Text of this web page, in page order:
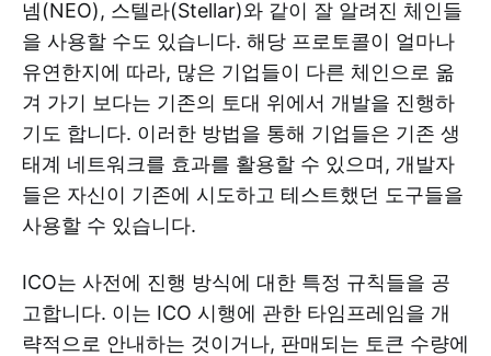
넴(NEO), 스텔라(Stellar)와 같이 잘 알려진 체인들
을 사용할 수도 있습니다. 해당 프로토콜이 얼마나
유연한지에 따라, 많은 기업들이 다른 체인으로 옮
겨 가기 보다는 기존의 토대 위에서 개발을 진행하
기도 합니다. 이러한 방법을 통해 기업들은 기존 생
태계 네트워크를 효과를 활용할 수 있으며, 개발자
들은 자신이 기존에 시도하고 테스트했던 도구들을
사용할 수 있습니다.
ICO는 사전에 진행 방식에 대한 특정 규칙들을 공
고합니다. 이는 ICO 시행에 관한 타임프레임을 개
략적으로 안내하는 것이거나, 판매되는 토큰 수량에